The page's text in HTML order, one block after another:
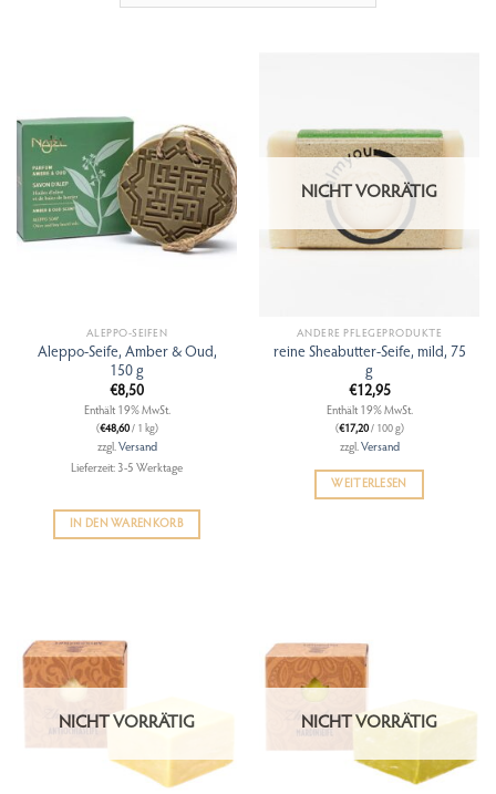
ALEPPO-SEIFEN
Aleppo-Seife, Amber & Oud,
150 g
€8,50
Enthält 19% MwSt.
(€48,60/ 1 kg)
zzgl.Versand
Lieferzeit: 3-5 Werktage
IN DEN WARENKORB
NICHT VORRÄTIG
ANDERE PFLEGEPRODUKTE
reine Sheabutter-Seife, mild, 75
g
€12,95
Enthält 19% MwSt.
(€17,20/ 100 g)
zzgl.Versand
WEITERLESEN
NICHT VORRÄTIG NICHT VORRÄTIG